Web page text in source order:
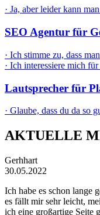
· Ja, aber leider kann
SEO Agentur für
· Ich stimme zu, dass
· Ich interessiere mich für
Lautsprecher für
· Glaube, dass du da so
AKTUELLE
Gerhhart
30.05.2022
Ich habe es schon lange
es fällt mir sehr leicht,
ich eine großartige Seite